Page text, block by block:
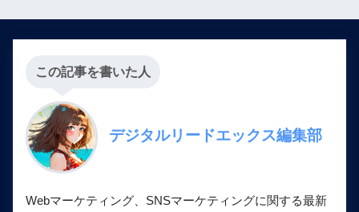
この記事を書いた人
デジタルリードエックス編集部
Webマーケティング、SNSマーケティングに関する最新